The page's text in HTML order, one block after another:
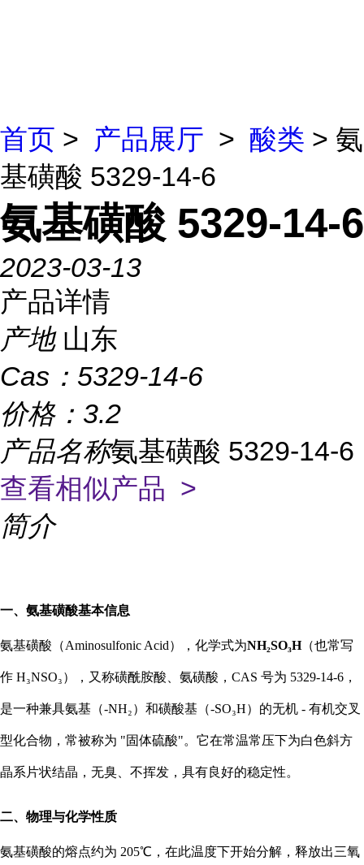
首页 > 产品展厅 > 酸类 > 氨
基磺酸 5329-14-6
氨基磺酸 5329-14-6
2023-03-13
产品详情
产地 山东
Cas： 5329-14-6
价格： 3.2
产品名称氨基磺酸 5329-14-6
查看相似产品 >
简介
一、氨基磺酸基本信息
氨基磺酸（Aminosulfonic Acid），化学式为NH₂SO₃H（也常写
作 H₃NSO₃），又称磺酰胺酸、氨磺酸，CAS 号为 5329-14-6，
是一种兼具氨基（-NH₂）和磺酸基（-SO₃H）的无机 - 有机交叉
型化合物，常被称为 "固体硫酸"。它在常温常压下为白色斜方
晶系片状结晶，无臭、不挥发，具有良好的稳定性。
二、物理与化学性质
氨基磺酸的熔点约为 205℃，在此温度下开始分解，释放出三氧